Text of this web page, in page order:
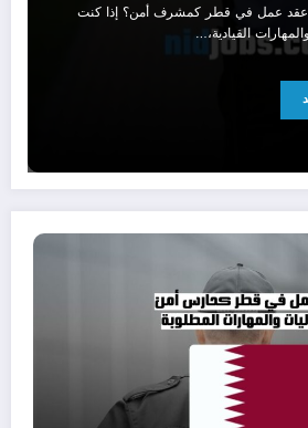
عمل في قطر كمشرف أمن؟ إذا كنت
القيادية،…